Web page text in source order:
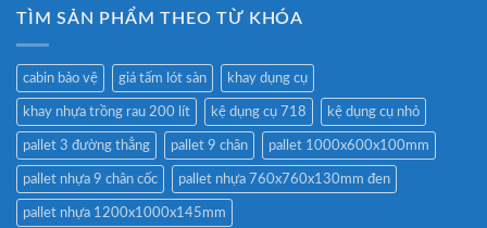
TÌM SẢN PHẨM THEO TỪ KHÓA
cabin bảo vệ giá tấm lót sàn khay dụng cụ
khay nhựa trồng rau 200 lít kệ dụng cụ 718 kệ dụng cụ nhỏ
pallet 3 đường thẳng pallet 9 chân pallet 1000x600x100mm
pallet nhựa 9 chân cốc pallet nhựa 760x760x130mm đen
pallet nhựa 1200x1000x145mm